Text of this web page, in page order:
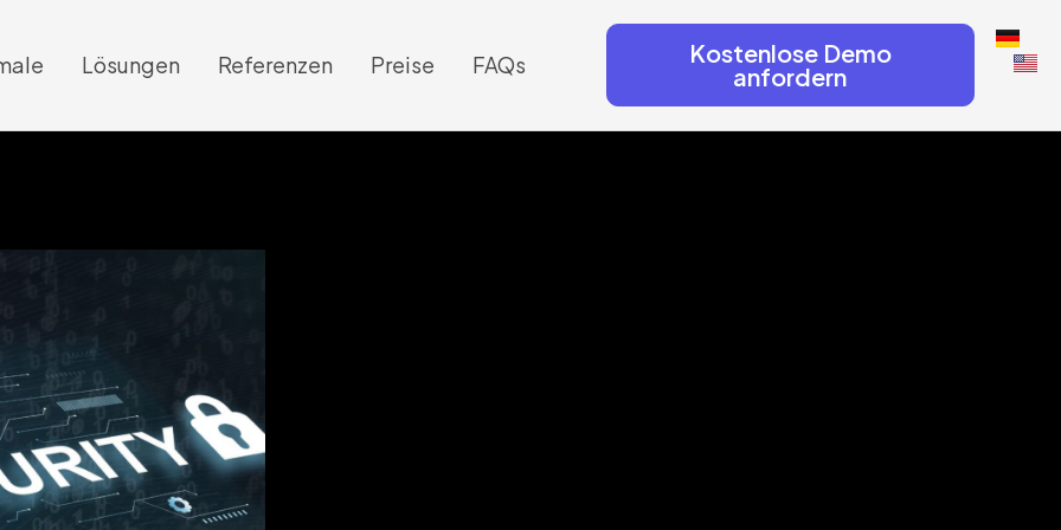
Lösungen Referenzen Preise FAQs
Kostenlose Demo
anfordern